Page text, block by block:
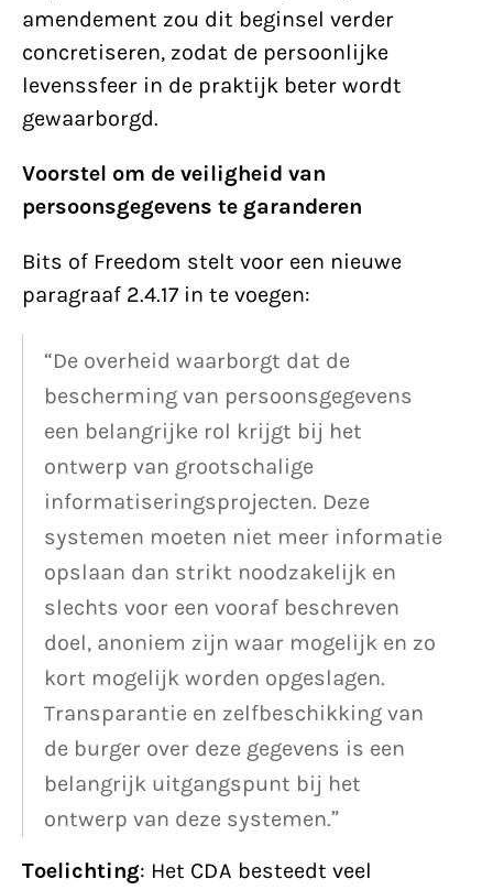
amendement zou dit beginsel verder
concretiseren, zodat de persoonlijke
levenssfeer in de praktijk beter wordt
gewaarborgd.
Voorstel om de veiligheid van
persoonsgegevens te garanderen
Bits of Freedom stelt voor een nieuwe
paragraaf 2.4.17 in te voegen:
“De overheid waarborgt dat de
bescherming van persoonsgegevens
een belangrijke rol krijgt bij het
ontwerp van grootschalige
informatiseringsprojecten. Deze
systemen moeten niet meer informatie
opslaan dan strikt noodzakelijk en
slechts voor een vooraf beschreven
doel, anoniem zijn waar mogelijk en zo
kort mogelijk worden opgeslagen.
Transparantie en zelfbeschikking van
de burger over deze gegevens is een
belangrijk uitgangspunt bij het
ontwerp van deze systemen.”
Toelichting: Het CDA besteedt veel